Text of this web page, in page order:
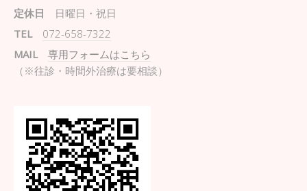
定休日 日曜日・祝日
TEL
072-658-7322
MAIL
専用フォームはこちら
（※往診・時間外治療は要相談）